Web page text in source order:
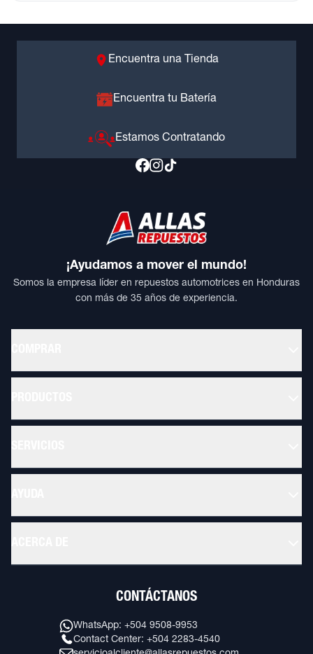
Encuentra una Tienda
Encuentra tu Batería
Estamos Contratando
¡Ayudamos a mover el mundo!
Somos la empresa líder en repuestos automotrices en Honduras
con más de 35 años de experiencia.
CONTÁCTANOS
WhatsApp: +504 9508-9953
Contact Center: +504 2283-4540